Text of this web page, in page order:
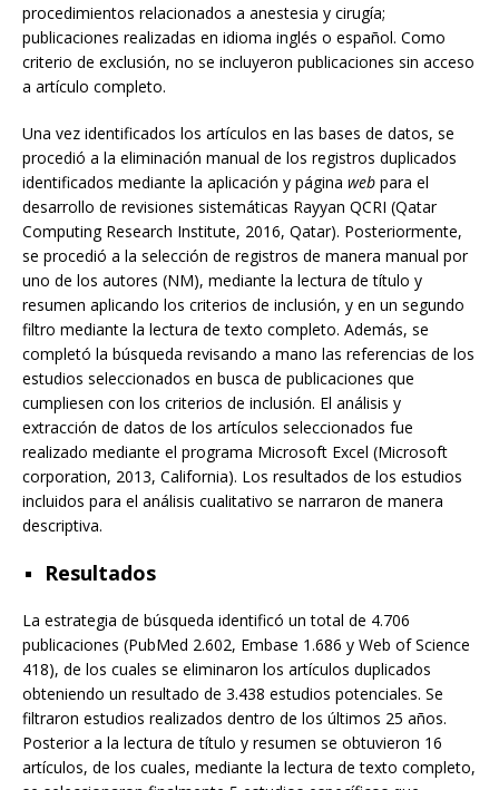
procedimientos relacionados a anestesia y cirugía;
publicaciones realizadas en idioma inglés o español. Como
criterio de exclusión, no se incluyeron publicaciones sin acceso
a artículo completo.
Una vez identificados los artículos en las bases de datos, se
procedió a la eliminación manual de los registros duplicados
identificados mediante la aplicación y página web para el
desarrollo de revisiones sistemáticas Rayyan QCRI (Qatar
Computing Research Institute, 2016, Qatar). Posteriormente,
se procedió a la selección de registros de manera manual por
uno de los autores (NM), mediante la lectura de título y
resumen aplicando los criterios de inclusión, y en un segundo
filtro mediante la lectura de texto completo. Además, se
completó la búsqueda revisando a mano las referencias de los
estudios seleccionados en busca de publicaciones que
cumpliesen con los criterios de inclusión. El análisis y
extracción de datos de los artículos seleccionados fue
realizado mediante el programa Microsoft Excel (Microsoft
corporation, 2013, California). Los resultados de los estudios
incluidos para el análisis cualitativo se narraron de manera
descriptiva.
Resultados
La estrategia de búsqueda identificó un total de 4.706
publicaciones (PubMed 2.602, Embase 1.686 y Web of Science
418), de los cuales se eliminaron los artículos duplicados
obteniendo un resultado de 3.438 estudios potenciales. Se
filtraron estudios realizados dentro de los últimos 25 años.
Posterior a la lectura de título y resumen se obtuvieron 16
artículos, de los cuales, mediante la lectura de texto completo,